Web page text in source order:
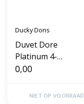
Ducky Dons
Duvet Dore
Platinum 4-
seizoenen donzen
0,00
NIET OP VOORRAAD